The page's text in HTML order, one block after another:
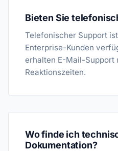
Bieten Sie
Telefonischer Support
Enterprise-Kunden
erhalten E-Mail-Support
Reaktionszeiten.
Wo finde ich
Dokumentation?